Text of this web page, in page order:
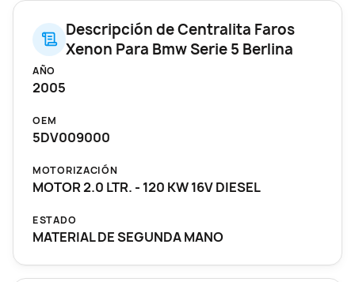
Descripción de Centralita Faros
Xenon Para Bmw Serie 5 Berlina
AÑO
2005
OEM
5DV009000
MOTORIZACIÓN
MOTOR 2.0 LTR. - 120 KW 16V DIESEL
ESTADO
MATERIAL DE SEGUNDA MANO